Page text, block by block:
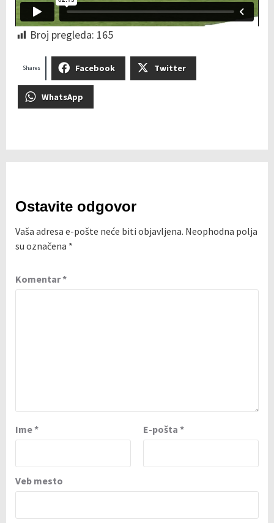
Broj pregleda: 165
Facebook Twitter
WhatsApp
Shares
Ostavite odgovor
Vaša adresa e-pošte neće biti objavljena. Neophodna polja
su označena *
Komentar*
Ime* E-pošta *
Veb mesto